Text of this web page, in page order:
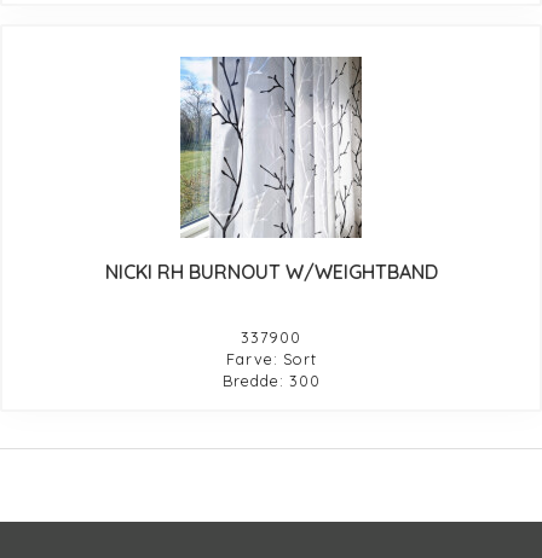
NICKI RH BURNOUT W/WEIGHTBAND
337900
Farve: Sort
Bredde: 300